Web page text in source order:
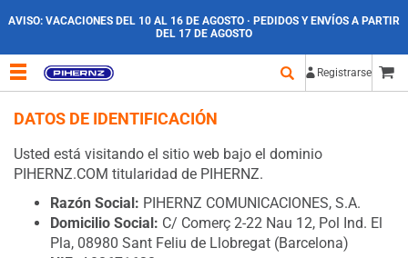
AVISO: VACACIONES DEL 10 AL 16 DE AGOSTO · PEDIDOS Y ENVÍOS A PARTIR
DEL 17 DE AGOSTO
Registrarse
DATOS DE IDENTIFICACIÓN
Usted está visitando el sitio web bajo el dominio
PIHERNZ.COM titularidad de PIHERNZ.
Razón Social: PIHERNZ COMUNICACIONES, S.A.
Domicilio Social: C/ Comerç 2-22 Nau 12, Pol Ind. El
Pla, 08980 Sant Feliu de Llobregat (Barcelona)